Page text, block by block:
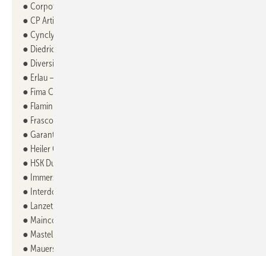
● Corpotherma
● CP Artis GmbH
● Cyncly
● Diedrich‘s Creativ-Bad
● Diversign GmbH
● Erlau – RUD Ketten Rieger & Dietz GmbH & Co. KG
● Fima Carlo Frattini SpA
● Flaminia Deutschland
● Frasco - Fraas Spiegel GmbH & Co. KG
● Garant Bad + Haus
● Heiler Glas GmbH
● HSK Duschkabinenbau KG
● Immersight GmbH
● Interdomus Haustechnik GmbH & Co. KG
● Lanzet Badmöbel GmbH
● Maincor Rohrsysteme GmbH & Co. KG
● Mastella Srl
● Mauersberger Badtechnik GmbH